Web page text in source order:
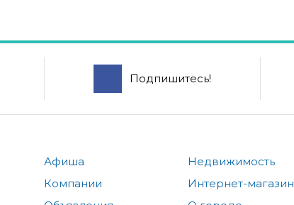
Подпишитесь!
Афиша
Компании
Недвижимость
Интернет-магазин